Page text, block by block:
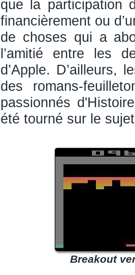
que la participation
financièrement ou
de choses qui a
l’amitié entre les
d’Apple. D’ailleurs,
des romans-
passionnés
été tourné sur le
Breakout